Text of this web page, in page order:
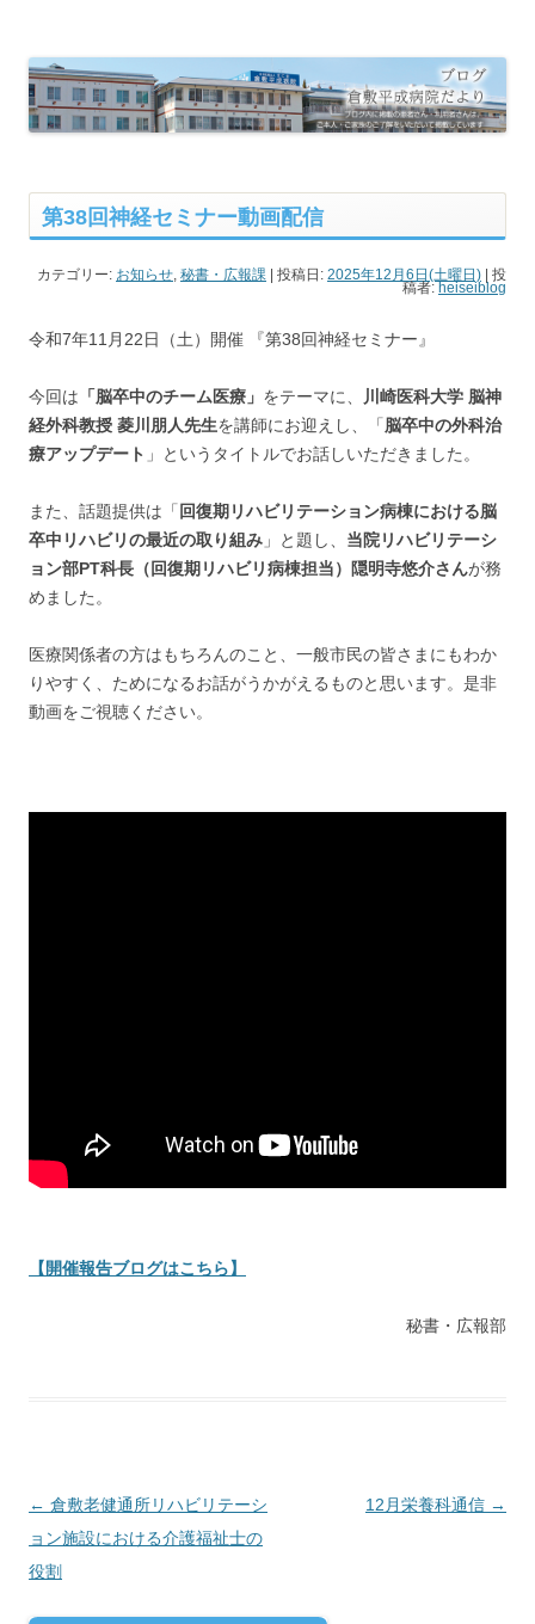
第38回神経セミナー動画配信
カテゴリー: お知らせ 秘書・広報課 | 投稿日: 2025年12月6日(土曜日) | 投
稿者:heiseiblog
令和7年11月22日（土）開催 『第38回神経セミナー』
今回は 「脳卒中のチーム医療」 をテーマに、
川崎医科大学 脳神
経外科教授 菱川朋人先生を講師にお迎えし、「脳卒中の外科治
療アップデート 」というタイトルでお話しいただきました。
また、話題提供は「回復期リハビリテーション病棟における脳
卒中リハビリの最近の取り組み 」と題し、 当院リハビリテーシ
ョン部PT科長（回復期リハビリ病棟担当）隠明寺悠介さんが務
めました。
医療関係者の方はもちろんのこと、一般市民の皆さまにもわか
りやすく、ためになるお話がうかがえるものと思います。是非
動画をご視聴ください。
【開催報告ブログはこちら】
秘書・広報部
投稿ナビゲーション
← 倉敷老健通所リハビリテーシ
ョン施設における介護福祉士の
役割
12月栄養科通信 →